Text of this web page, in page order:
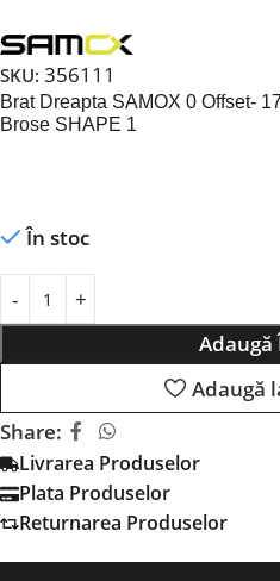
SKU: 356111
Brat Dreapta SAMOX 0 Offset-
Brose SHAPE 1
În stoc
Adaugă
Adaugă
Share:
Livrarea Produselor
Plata Produselor
Returnarea Produselor